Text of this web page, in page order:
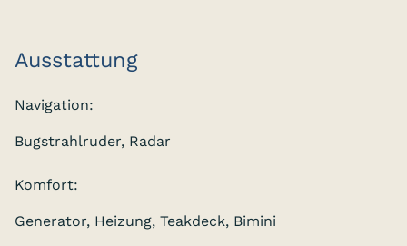
Ausstattung
Navigation:
Bugstrahlruder, Radar
Komfort:
Generator, Heizung, Teakdeck, Bimini